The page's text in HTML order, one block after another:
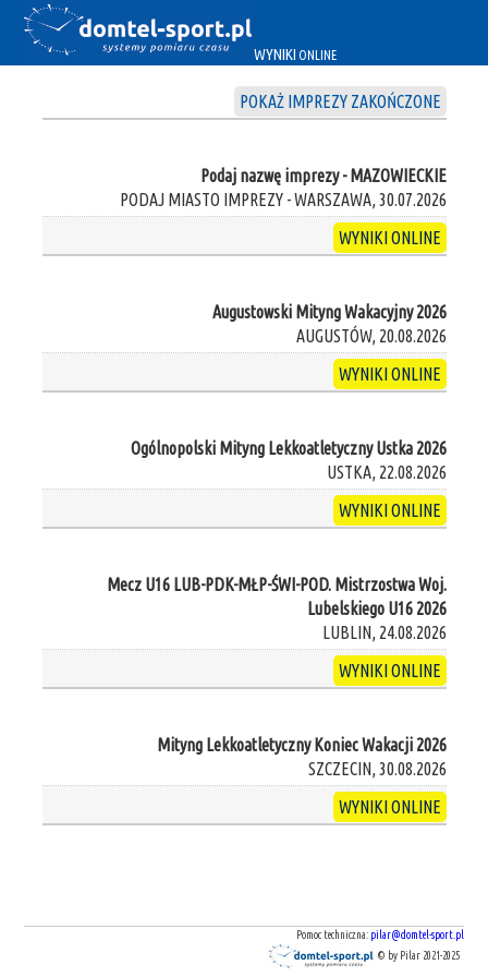
WYNIKI ONLINE
POKAŻ IMPREZY ZAKOŃCZONE
Podaj nazwę imprezy - MAZOWIECKIE
PODAJ MIASTO IMPREZY - WARSZAWA, 30.07.2026
WYNIKI ONLINE
Augustowski Mityng Wakacyjny 2026
AUGUSTÓW, 20.08.2026
WYNIKI ONLINE
Ogólnopolski Mityng Lekkoatletyczny Ustka 2026
USTKA, 22.08.2026
WYNIKI ONLINE
Mecz U16 LUB-PDK-MŁP-ŚWI-POD. Mistrzostwa Woj.
Lubelskiego U16 2026
LUBLIN, 24.08.2026
WYNIKI ONLINE
Mityng Lekkoatletyczny Koniec Wakacji 2026
SZCZECIN, 30.08.2026
WYNIKI ONLINE
Pomoc techniczna: pilar@domtel-sport.pl
© by Pilar 2021-2025